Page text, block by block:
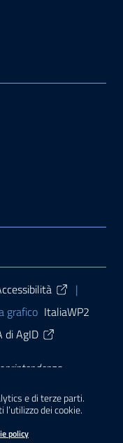
e di terze parti.
dei cookie.
policy
|
grafico ItaliaWP2
di AgID
di Padova,